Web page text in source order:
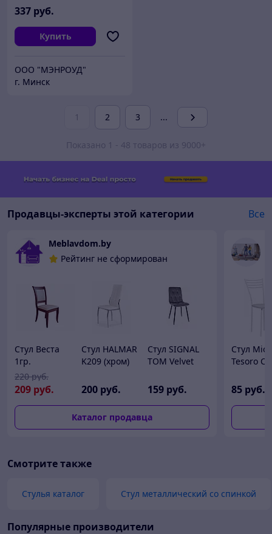
337 руб.
Купить
ООО "МЭНРОУД"
г. Минск
1 2 3 ...
Показано 1 - 48 товаров из 9000+
Продавцы-эксперты этой категории Все
Meblavdom.by
Рейтинг не сформирован
Стул Веста
1гр.
209 руб.
220 руб.
Стул HALMAR
K209 (хром)
200 руб.
Стул SIGNAL
TOM Velvet
159 руб.
Каталог продавца
Стул Mio
Tesoro
85 руб.
Смотрите также
Стулья каталог Стул металлический со спинкой
Популярные производители